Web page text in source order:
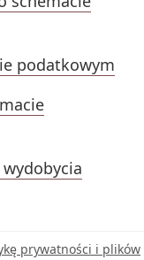
podatkowym
prywatności i plików